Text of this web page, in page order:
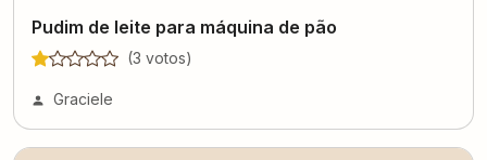
Pudim de leite para máquina de pão
(3 votos)
Graciele